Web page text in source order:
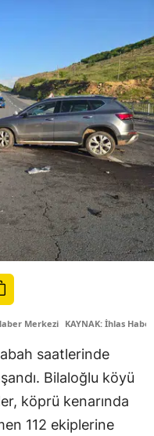
Merkezi KAYNAK: İhlas
saatlerinde
Bilaloğlu köyü
köprü kenarında
112 ekiplerine